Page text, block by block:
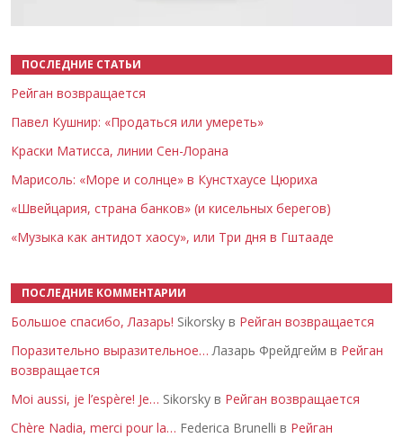
ПОСЛЕДНИЕ СТАТЬИ
Рейган возвращается
Павел Кушнир: «Продаться или умереть»
Краски Матисса, линии Сен-Лорана
Марисоль: «Море и солнце» в Кунстхаусе Цюриха
«Швейцария, страна банков» (и кисельных берегов)
«Музыка как антидот хаосу», или Три дня в Гштааде
ПОСЛЕДНИЕ КОММЕНТАРИИ
Большое спасибо, Лазарь! Sikorsky в Рейган возвращается
Поразительно выразительное… Лазарь Фрейдгейм в Рейган
возвращается
Moi aussi, je l’espère! Je… Sikorsky в Рейган возвращается
Chère Nadia, merci pour la… Federica Brunelli в Рейган